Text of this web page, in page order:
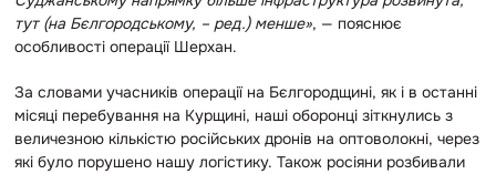
тут (на Бєлгородському, – ред.) менше», — пояснює
особливості операції Шерхан.
За словами учасників операції на Бєлгородщині, як і в останні
місяці перебування на Курщині, наші оборонці зіткнулись з
величезною кількістю російських дронів на оптоволокні, через
які було порушено нашу логістику. Також росіяни розбивали